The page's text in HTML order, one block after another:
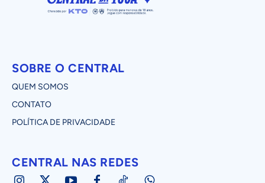
SOBRE O CENTRAL
QUEM SOMOS
CONTATO
POLÍTICA DE PRIVACIDADE
CENTRAL NAS REDES